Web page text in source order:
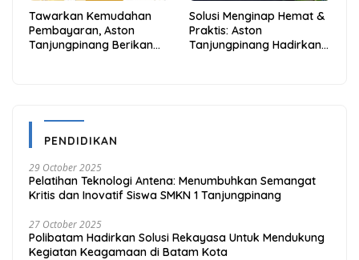
Tawarkan Kemudahan
Pembayaran, Aston
Tanjungpinang Berikan
Solusi Menginap Hemat &
Praktis: Aston
Tanjungpinang Hadirkan
PENDIDIKAN
29 October 2025
Pelatihan Teknologi Antena: Menumbuhkan Semangat
Kritis dan Inovatif Siswa SMKN 1 Tanjungpinang
27 October 2025
Polibatam Hadirkan Solusi Rekayasa Untuk Mendukung
Kegiatan Keagamaan di Batam Kota